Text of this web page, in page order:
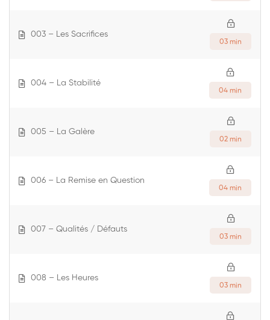
003 – Les Sacrifices
03 min
004 – La Stabilité
04 min
005 – La Galère
02 min
006 – La Remise en Question
04 min
007 – Qualités / Défauts
03 min
008 – Les Heures
03 min